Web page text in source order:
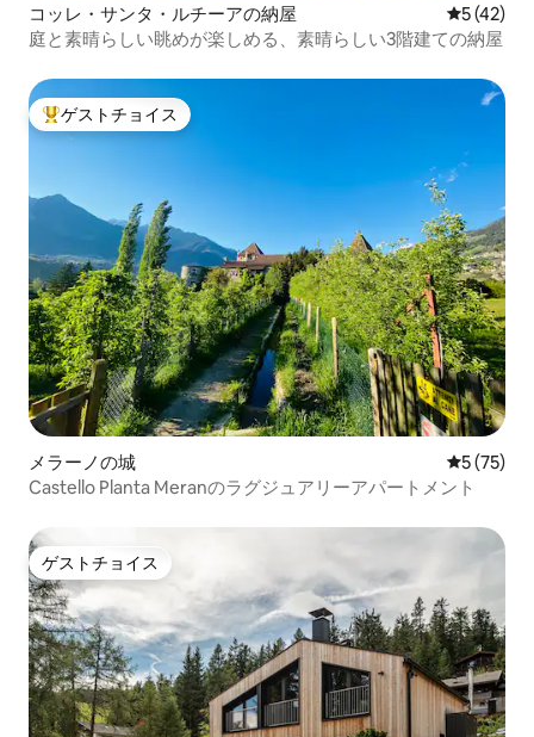
コッレ・サンタ・ルチーアの納屋 レビュー
5 (42)
庭と素晴らしい眺めが楽しめる、素晴らしい3階建ての納屋
大好評のゲストチョイスです。
ゲストチョイス
メラーノの城 レビュー
5 (75)
Castello Planta Meranのラグジュアリーアパートメント
ゲストチョイス
ゲストチョイス